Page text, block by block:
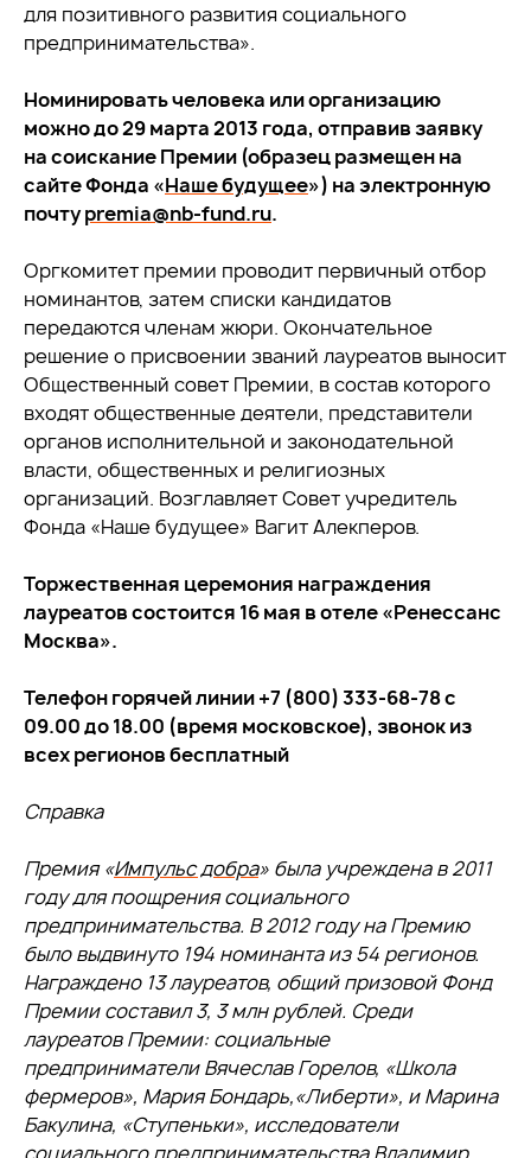
для позитивного развития социального
предпринимательства».
Номинировать человека или организацию
можно до 29 марта 2013 года, отправив заявку
на соискание Премии (образец размещен на
сайте Фонда «Наше будущее») на электронную
почтуpremia@nb-fund.ru.
Оргкомитет премии проводит первичный отбор
номинантов, затем списки кандидатов
передаются членам жюри. Окончательное
решение о присвоении званий лауреатов выносит
Общественный совет Премии, в состав которого
входят общественные деятели, представители
органов исполнительной и законодательной
власти, общественных и религиозных
организаций. Возглавляет Совет учредитель
Фонда «Наше будущее» Вагит Алекперов.
Торжественная церемония награждения
лауреатов состоится 16 мая в отеле «Ренессанс
Москва».
Телефон горячей линии +7 (800) 333-68-78 с
09.00 до 18.00 (время московское), звонок из
всех регионов бесплатный
Справка
Премия «Импульс добра» была учреждена в 2011
году для поощрения социального
предпринимательства. В 2012 году на Премию
было выдвинуто 194 номинанта из 54 регионов.
Награждено 13 лауреатов, общий призовой Фонд
Премии составил 3, 3 млн рублей. Среди
лауреатов Премии: социальные
предприниматели Вячеслав Горелов, «Школа
фермеров», Мария Бондарь,«Либерти», и Марина
Бакулина, «Ступеньки», исследователи